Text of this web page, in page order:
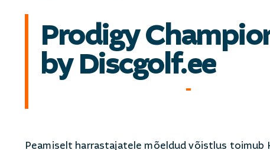
Prodigy
by Discgolf.ee
-
Peamiselt harrastajatele mõeldud võistlus toimub